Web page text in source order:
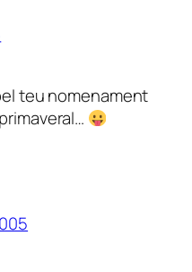
teu nomenament